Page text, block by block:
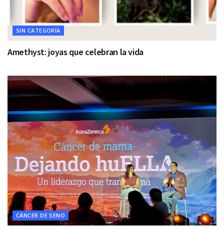
SIN CATEGORÍA
Amethyst: joyas que celebran la vida
CÁNCER DE SENO